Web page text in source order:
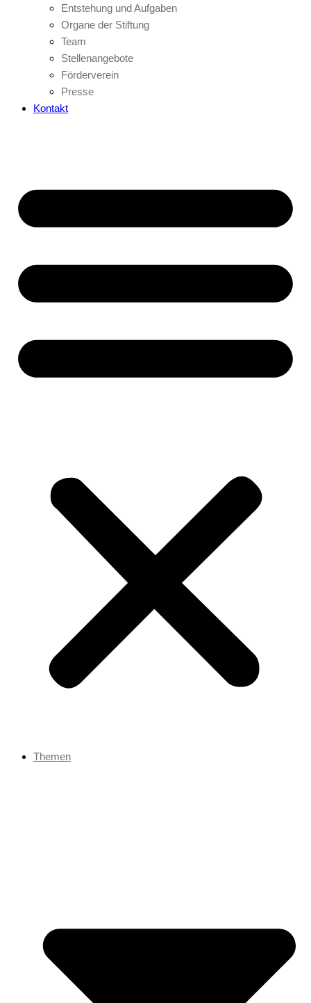
Entstehung und Aufgaben
Organe der Stiftung
Team
Stellenangebote
Förderverein
Presse
Kontakt
Themen